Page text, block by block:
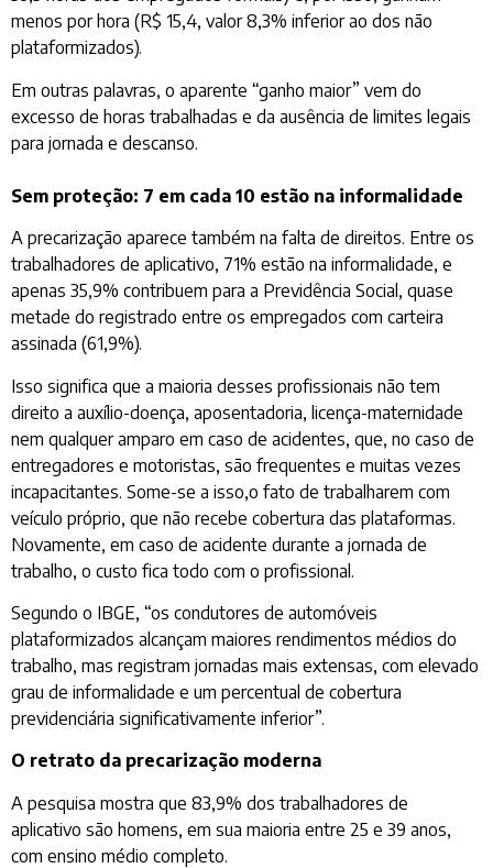
menos por hora (R$ 15,4, valor 8,3% inferior ao dos não
plataformizados).
Em outras palavras, o aparente “ganho maior” vem do
excesso de horas trabalhadas e da ausência de limites legais
para jornada e descanso.
Sem proteção: 7 em cada 10 estão na informalidade
A precarização aparece também na falta de direitos. Entre os
trabalhadores de aplicativo, 71% estão na informalidade, e
apenas 35,9% contribuem para a Previdência Social, quase
metade do registrado entre os empregados com carteira
assinada (61,9%).
Isso significa que a maioria desses profissionais não tem
direito a auxílio-doença, aposentadoria, licença-maternidade
nem qualquer amparo em caso de acidentes, que, no caso de
entregadores e motoristas, são frequentes e muitas vezes
incapacitantes. Some-se a isso,o fato de trabalharem com
veículo próprio, que não recebe cobertura das plataformas.
Novamente, em caso de acidente durante a jornada de
trabalho, o custo fica todo com o profissional.
Segundo o IBGE, “os condutores de automóveis
plataformizados alcançam maiores rendimentos médios do
trabalho, mas registram jornadas mais extensas, com elevado
grau de informalidade e um percentual de cobertura
previdenciária significativamente inferior”.
O retrato da precarização moderna
A pesquisa mostra que 83,9% dos trabalhadores de
aplicativo são homens, em sua maioria entre 25 e 39 anos,
com ensino médio completo.